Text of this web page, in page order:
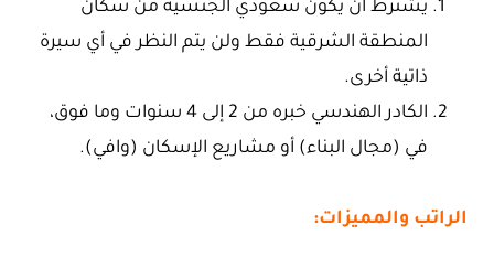
يشترط أن يكون سعودي الجنسية من سكان
المنطقة الشرقية فقط ولن يتم النظر في أي سيرة
ذاتية أخرى.
الكادر الهندسي خبره من 2 إلى 4 سنوات وما فوق،
في (مجال البناء) أو مشاريع الإسكان (وافي).
الراتب والمميزات: